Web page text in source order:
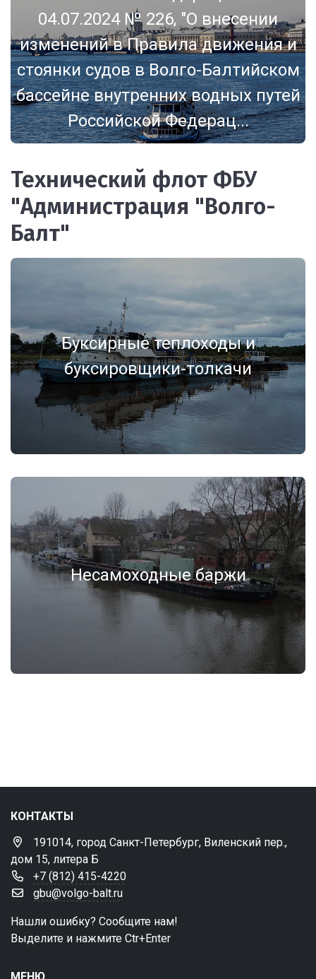
04.07.2024 № 226, "О внесении
изменений в Правила движения и
стоянки судов в Волго-Балтийском
бассейне внутренних водных путей
Российской Федерац...
Технический флот ФБУ
"Администрация "Волго-
Балт"
Буксирные теплоходы и
буксировщики-толкачи
Несамоходные баржи
КОНТАКТЫ
191014, город Санкт-Петербург, Виленский пер.,
дом 15, литера Б
+7 (812) 415-4220
gbu@volgo-balt.ru
Нашли ошибку? Сообщите нам!
Выделите и нажмите Ctr+Enter